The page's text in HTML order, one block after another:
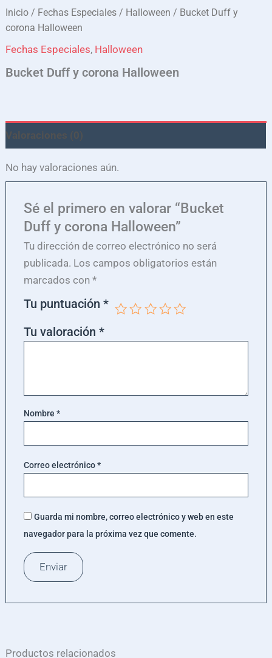
Inicio / Fechas Especiales / Halloween / Bucket Duff y
corona Halloween
Fechas Especiales, Halloween
Bucket Duff y corona Halloween
Valoraciones (0)
No hay valoraciones aún.
Sé el primero en valorar “Bucket
Duff y corona Halloween”
Tu dirección de correo electrónico no será
publicada. Los campos obligatorios están
marcados con *
Tu puntuación *
Tu valoración *
Nombre *
Correo electrónico*
Guarda mi nombre, correo electrónico y web en este
navegador para la próxima vez que comente.
Productos relacionados